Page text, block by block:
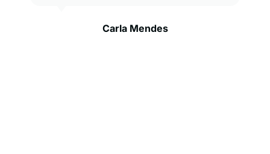
Carla Mendes